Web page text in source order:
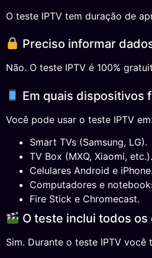
O teste IPTV tem duração de
Preciso informar
Não. O teste IPTV é 100%
Em quais dispositivos
Você pode usar o teste IPTV
Smart TVs (Samsung, LG).
TV Box (MXQ, Xiaomi, etc.).
Celulares Android e iPhone.
Computadores e
Fire Stick e Chromecast.
O teste inclui todos
Sim. Durante o teste IPTV